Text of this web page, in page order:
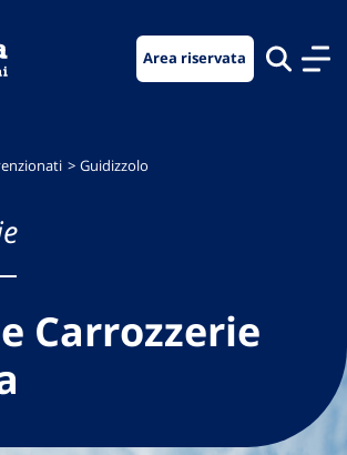
Area riservata
Guidizzolo
Carrozzerie